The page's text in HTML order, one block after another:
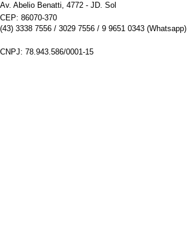
Av. Abelio Benatti, 4772 - JD. Sol
CEP: 86070-370
(43) 3338 7556 / 3029 7556 / 9 9651 0343 (Whatsapp)
CNPJ: 78.943.586/0001-15